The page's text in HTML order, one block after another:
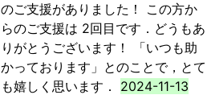
のご支援がありました！ この方か
らのご支援は 2回目です．どうもあ
りがとうございます！ 「いつも助
かっております」とのことで，とて
も嬉しく思います．
2024-11-13